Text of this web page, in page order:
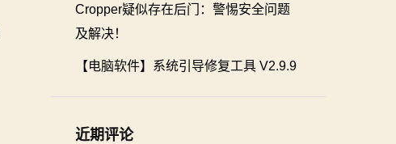
Cropper疑似存在后门：警惕安全问题
及解决！
【电脑软件】系统引导修复工具 V2.9.9
近期评论